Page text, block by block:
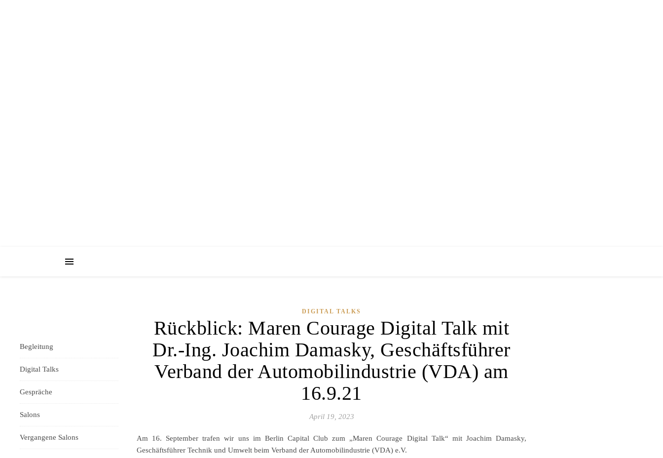
Begleitung
Digital Talks
Gespräche
Salons
Vergangene Salons
DIGITAL TALKS
Rückblick: Maren Courage Digital Talk mit
Dr.-Ing. Joachim Damasky, Geschäftsführer
Verband der Automobilindustrie (VDA) am
16.9.21
April 19, 2023
Am 16. September trafen wir uns im Berlin Capital Club zum „Maren Courage Digital Talk“ mit Joachim Damasky,
Geschäftsführer Technik und Umwelt beim Verband der Automobilindustrie (VDA) e.V.